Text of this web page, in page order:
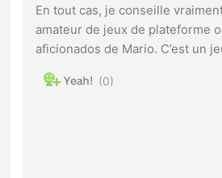
En tout cas, je conseille
amateur de jeux de plateforme
aficionados de Mario. C’est un
0